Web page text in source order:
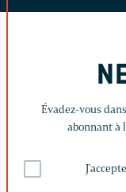
Évadez-vous
abonnant à